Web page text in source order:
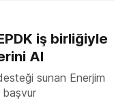
iş birliğiyle
Al
sunan Enerjim
başvur